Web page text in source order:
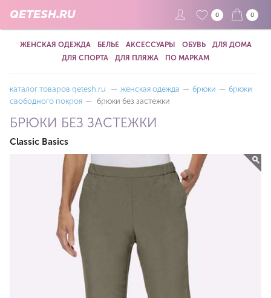
QETESH.RU 0 0
ЖЕНСКАЯ ОДЕЖДА БЕЛЬЕ АКСЕССУАРЫ ОБУВЬ
ДЛЯ ДОМА
ДЛЯ СПОРТА
ДЛЯ ПЛЯЖА ПО МАРКАМ
каталог товаров qetesh.ru — женская одежда — брюки — брюки
свободного покроя — брюки без застежки
БРЮКИ БЕЗ ЗАСТЕЖКИ
Classic Basics